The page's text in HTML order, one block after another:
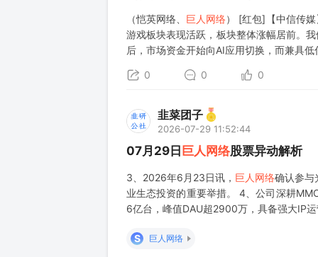
（恺英网络、 巨人网络） [红包]【中信传
游戏板块表现活跃，板块整体涨幅居前。
后，市场资金开始向AI应用切换，而兼具
0 0 0
韭菜团子
2026-07-29 11:52:44
07月29日 巨人网络股票异动解析
3、2026年6月23日讯， 巨人网络确认参与
业生态投资的重要举措。 4、公司深耕
6亿台，峰值DAU超2900万，具备强大IP
S 巨人网络